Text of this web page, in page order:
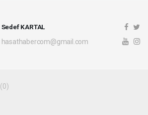
Sedef KARTAL
hasathabercom@gmail.com
(0)